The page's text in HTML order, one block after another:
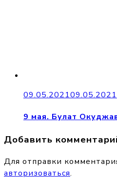
09.05.202109.05.2021
9 мая. Булат
Добавить
Для отправки
авторизоваться.